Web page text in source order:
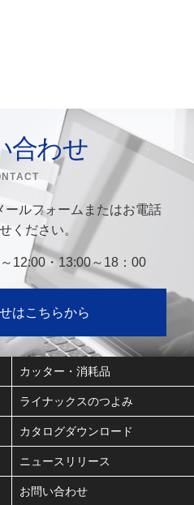
合わせ
ールフォームまたはお電話
ください。
12:00・13:00～18：00
はこちらから
カッター・消耗品
ライナックスのつよみ
カタログダウンロード
ニュースリリース
お問い合わせ